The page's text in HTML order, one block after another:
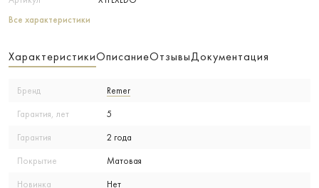
Все характеристики
ХарактеристикиОписаниеОтзывыДокументация
Бренд Remer
Гарантия, лет 5
Гарантия 2 года
Покрытие Матовая
Новинка Нет